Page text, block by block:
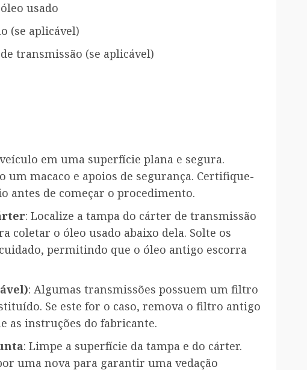
usado
(se aplicável)
transmissão (se aplicável)
em uma superfície plana e segura.
macaco e apoios de segurança. Certifique-
antes de começar o procedimento.
: Localize a tampa do cárter de transmissão
coletar o óleo usado abaixo dela. Solte os
permitindo que o óleo antigo escorra
: Algumas transmissões possuem um filtro
Se este for o caso, remova o filtro antigo
as instruções do fabricante.
: Limpe a superfície da tampa e do cárter.
uma nova para garantir uma vedação